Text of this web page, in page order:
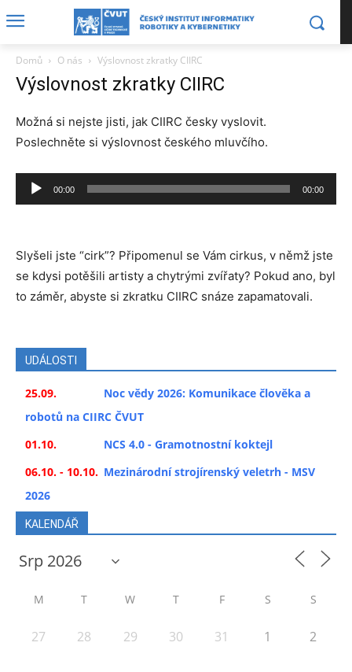
Domů O nás Výslovnost zkratky CIIRC
Výslovnost zkratky CIIRC
Možná si nejste jisti, jak CIIRC česky vyslovit.
Poslechněte si výslovnost českého mluvčího.
Audio
Player
00:00 00:00
Slyšeli jste “cirk”? Připomenul se Vám cirkus, v němž jste
se kdysi potěšili artisty a chytrými zvířaty? Pokud ano, byl
to záměr, abyste si zkratku CIIRC snáze zapamatovali.
UDÁLOSTI
25.09.
Noc vědy 2026: Komunikace člověka a
robotů na CIIRC ČVUT
01.10.
NCS 4.0 - Gramotnostní koktejl
06.10. - 10.10. Mezinárodní strojírenský veletrh - MSV
2026
KALENDÁŘ
M T W T F S S
27 28 29 30 31 1 2